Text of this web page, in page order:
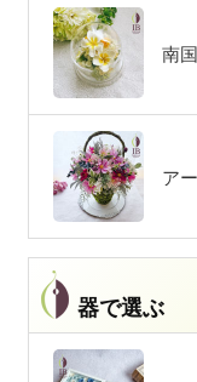
南
ア
器で選ぶ